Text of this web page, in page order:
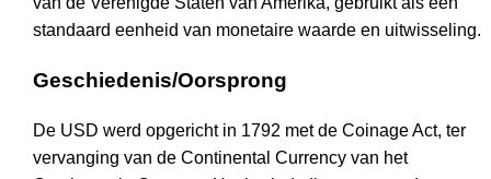
standaard eenheid van monetaire waarde en uitwisseling.
Geschiedenis/Oorsprong
De USD werd opgericht in 1792 met de Coinage Act, ter
vervanging van de Continental Currency van het